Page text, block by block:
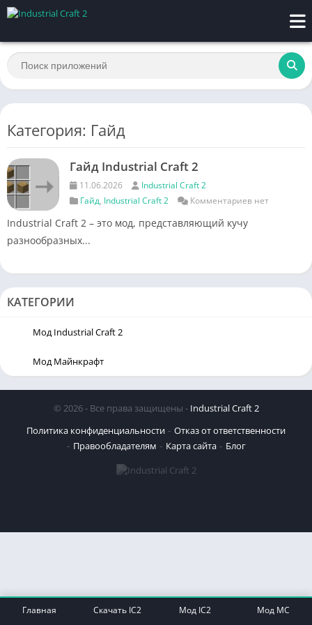
Категория: Гайд
Гайд Industrial Craft 2
11.06.2026
Industrial Craft 2
Гайд, Industrial Craft 2 Комментариев нет
Industrial Craft 2 – это мод, представляющий кучу
разнообразных...
КАТЕГОРИИ
Мод Industrial Craft 2
Мод Майнкрафт
© 2026 - Все права защищены - Industrial Craft 2
Политика конфиденциальности
Отказ от ответственности
Правообладателям
Карта сайта Блог
Главная Скачать IC2 Мод IC2 Мод MC